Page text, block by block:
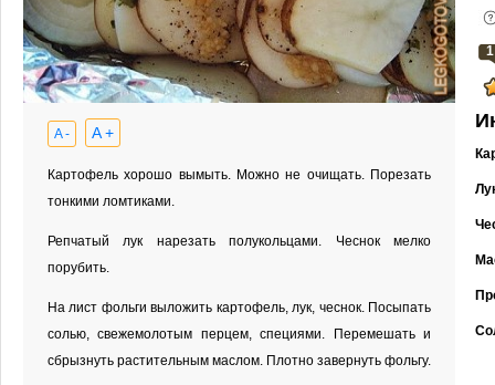
A - A +
Картофель хорошо вымыть. Можно не очищать. Порезать
тонкими ломтиками.
Репчатый лук нарезать полукольцами. Чеснок мелко
порубить.
На лист фольги выложить картофель, лук, чеснок. Посыпать
солью, свежемолотым перцем, специями. Перемешать и
сбрызнуть растительным маслом. Плотно завернуть фольгу.
1